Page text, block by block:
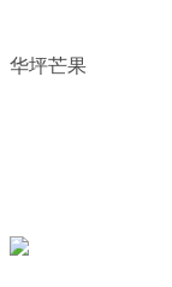
华坪芒果